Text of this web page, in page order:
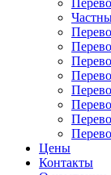
Цены
Контакты